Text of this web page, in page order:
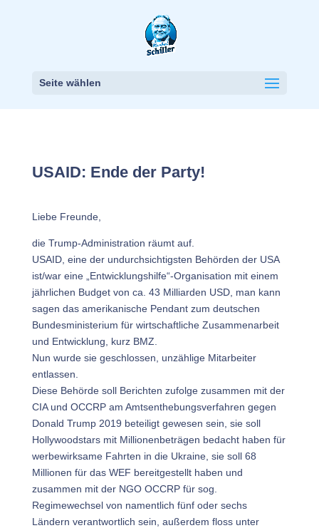
Seite wählen
USAID: Ende der Party!
Liebe Freunde,
die Trump-Administration räumt auf.
USAID, eine der undurchsichtigsten Behörden der USA
ist/war eine „Entwicklungshilfe“-Organisation mit einem
jährlichen Budget von ca. 43 Milliarden USD, man kann
sagen das amerikanische Pendant zum deutschen
Bundesministerium für wirtschaftliche Zusammenarbeit
und Entwicklung, kurz BMZ.
Nun wurde sie geschlossen, unzählige Mitarbeiter
entlassen.
Diese Behörde soll Berichten zufolge zusammen mit der
CIA und OCCRP am Amtsenthebungsverfahren gegen
Donald Trump 2019 beteiligt gewesen sein, sie soll
Hollywoodstars mit Millionenbeträgen bedacht haben für
werbewirksame Fahrten in die Ukraine, sie soll 68
Millionen für das WEF bereitgestellt haben und
zusammen mit der NGO OCCRP für sog.
Regimewechsel von namentlich fünf oder sechs
Ländern verantwortlich sein, außerdem floss unter